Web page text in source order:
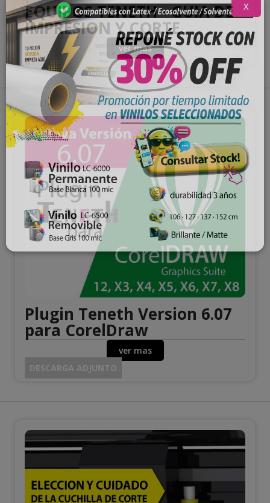
EQUIPOS TENETH - GUIA DE
IMPRESION Y CORTE
ver mas
Plugin Teneth Version 6.07
para CorelDraw
ver mas
DESCARGA ADJUNTO
X